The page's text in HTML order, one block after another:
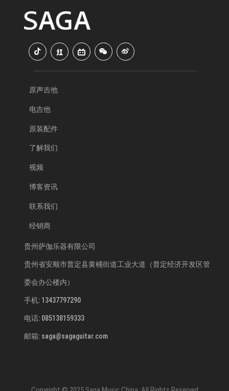
原声吉他
电吉他
原装配件
了解我们
视频
博客资讯
联系我们
经销商
贵州萨伽乐器有限公司
贵州省安顺市普定县黄桶街道工业大道（普定经济开发区管
委会办公楼内）
手机: 13437797290
电话: 085138159333
邮箱: saga@sagaguitar.com